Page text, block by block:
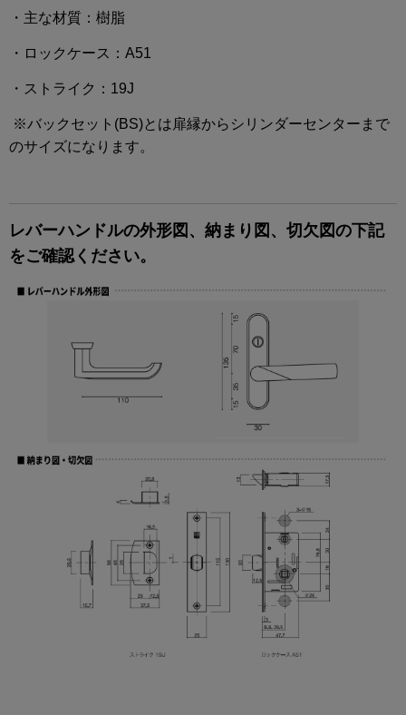
・主な材質：樹脂
・ロックケース：A51
・ストライク：19J
※バックセット(BS)とは扉縁からシリンダーセンターまで
のサイズになります。
レバーハンドルの外形図、納まり図、切欠図の下記
をご確認ください。